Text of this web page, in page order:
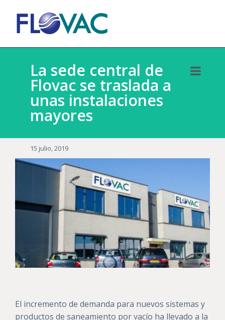
La sede central de
Flovac se traslada a
unas instalaciones
mayores
15 julio, 2019
El incremento de demanda para nuevos sistemas y
productos de saneamiento por vacío ha llevado a la